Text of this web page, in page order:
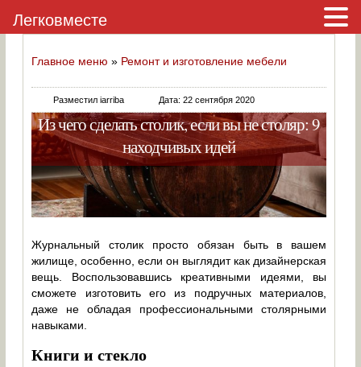
Главное меню » Ремонт и изготовление мебели
Разместил iarriba Дата: 22 сентября 2020
Из чего сделать столик, если вы не столяр: 9
находчивых идей
Журнальный столик просто обязан быть в вашем
жилище, особенно, если он выглядит как дизайнерская
вещь. Воспользовавшись креативными идеями, вы
сможете изготовить его из подручных материалов,
даже не обладая профессиональными столярными
навыками.
Книги и стекло
Легковместе